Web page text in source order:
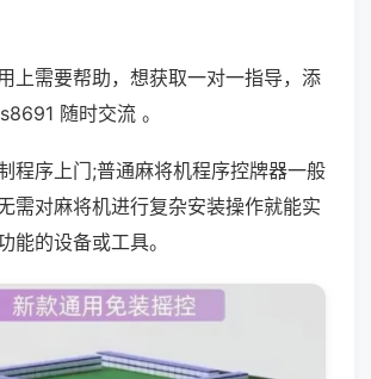
上需要帮助，想获取一对一指导，添
随时交流 。
程序上门;普通麻将机程序控牌器一般
需对麻将机进行复杂安装操作就能实
能的设备或工具。